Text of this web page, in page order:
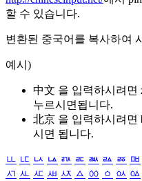
할 수 있습니다.
변환된 중국어를 복사하여
예시)
中文 을 입력하시려면
누르시면됩니다.
北京 을 입력하시려면
시면 됩니다.
ㅥ ㅦ ㅧ ㅨ ㅩ ㅪ ㅫ ㅬ ㅭ ㅮ
ㅺ ㅻ ㅼ ㅽ ㅾ ㅿ ㆀ ㆁ ㆂ ㆃ